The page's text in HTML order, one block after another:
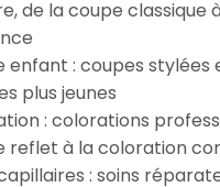
de la coupe classique
enfant : coupes
plus jeunes
: colorations
reflet à la coloration
: soins